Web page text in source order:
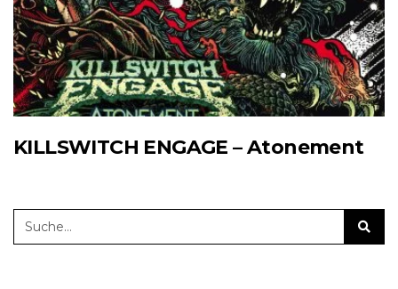
KILLSWITCH ENGAGE – Atonement